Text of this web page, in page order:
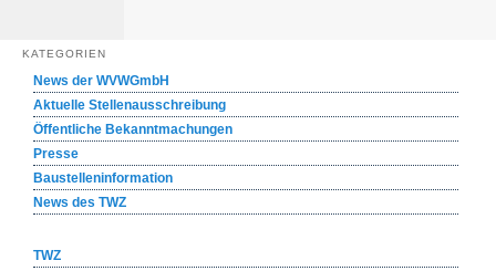
KATEGORIEN
News der WVWGmbH
Aktuelle Stellenausschreibung
Öffentliche Bekanntmachungen
Presse
Baustelleninformation
News des TWZ
TWZ